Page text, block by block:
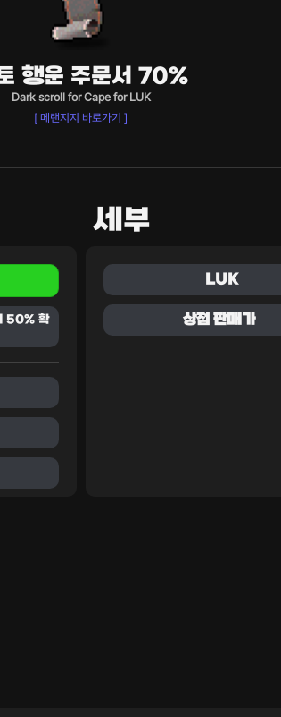
행운 주문서 70%
Dark scroll for Cape for LUK
[ 메랜지지 바로가기 ]
50% 확
세부
LUK
상점 판매가